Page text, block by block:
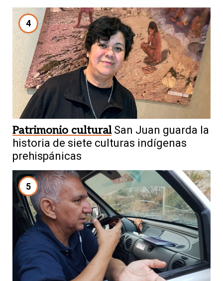
4
Patrimonio cultural San Juan guarda la
historia de siete culturas indígenas
prehispánicas
5